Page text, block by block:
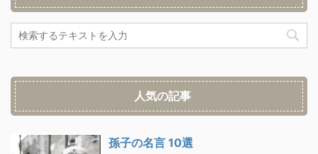
人気の記事
孫子の名言 10選